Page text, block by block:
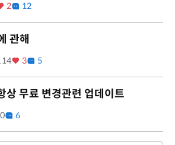
2 12
관해
3 5
상 무료 변경관련 업데이트
0 6